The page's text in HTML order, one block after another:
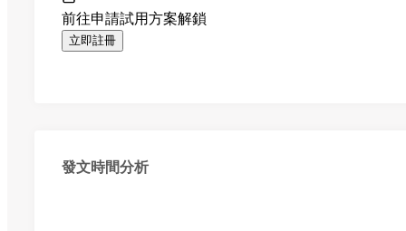
前往申請試用方案解鎖
立即註冊
發文時間分析